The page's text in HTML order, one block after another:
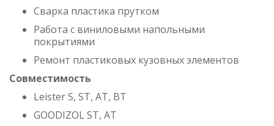
Сварка пластика прутком
Работа с виниловыми напольными
покрытиями
Ремонт пластиковых кузовных элементов
Совместимость
Leister S, ST, AT, BT
GOODIZOL ST, AT